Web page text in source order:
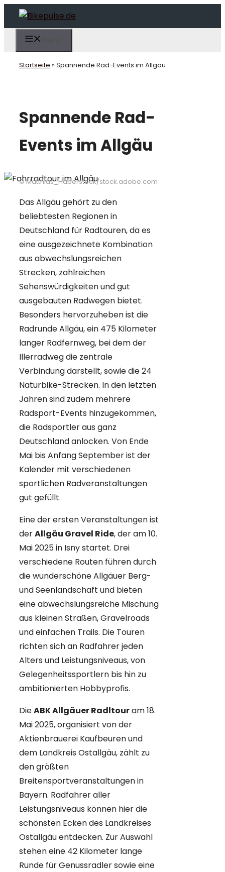
Zum
springen
Startseite »Spannende Rad-Events im Allgäu
Spannende Rad-
Events im Allgäu
© Matthias_Haberstock/stock.adobe.com
Das Allgäu gehört zu den
beliebtesten Regionen in
Deutschland für Radtouren, da es
eine ausgezeichnete Kombination
aus abwechslungsreichen
Strecken, zahlreichen
Sehenswürdigkeiten und gut
ausgebauten Radwegen bietet.
Besonders hervorzuheben ist die
Radrunde Allgäu, ein 475 Kilometer
langer Radfernweg, bei dem der
Illerradweg die zentrale
Verbindung darstellt, sowie die 24
Naturbike-Strecken. In den letzten
Jahren sind zudem mehrere
Radsport-Events hinzugekommen,
die Radsportler aus ganz
Deutschland anlocken. Von Ende
Mai bis Anfang September ist der
Kalender mit verschiedenen
sportlichen Radveranstaltungen
gut gefüllt.
Eine der ersten Veranstaltungen ist
derAllgäu Gravel Ride, der am 10.
Mai 2025 in Isny startet. Drei
verschiedene Routen führen durch
die wunderschöne Allgäuer Berg-
und Seenlandschaft und bieten
eine abwechslungsreiche Mischung
aus kleinen Straßen, Gravelroads
und einfachen Trails. Die Touren
richten sich an Radfahrer jeden
Alters und Leistungsniveaus, von
Gelegenheitssportlern bis hin zu
ambitionierten Hobbyprofis.
DieABK Allgäuer Radltouram 18.
Mai 2025, organisiert von der
Aktienbrauerei Kaufbeuren und
dem Landkreis Ostallgäu, zählt zu
den größten
Breitensportveranstaltungen in
Bayern. Radfahrer aller
Leistungsniveaus können hier die
schönsten Ecken des Landkreises
Ostallgäu entdecken. Zur Auswahl
stehen eine 42 Kilometer lange
Runde für Genussradler sowie eine